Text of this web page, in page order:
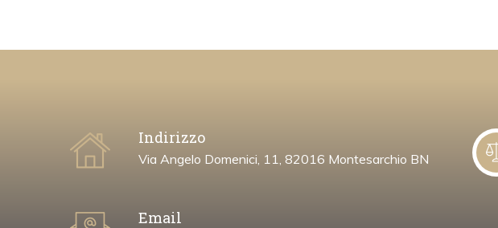
Indirizzo
Via Angelo Domenici, 11, 82016 Montesarchio BN
Email